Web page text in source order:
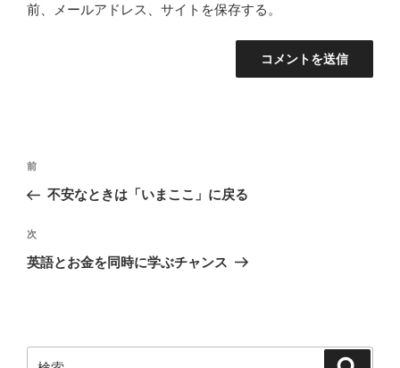
前、メールアドレス、サイトを保存する。
投
ナ
ビ
ゲ
ン
前
の
稿
前
不安なときは「いまここ」に戻る
次
の
次
英語とお金を同時に学ぶチャンス